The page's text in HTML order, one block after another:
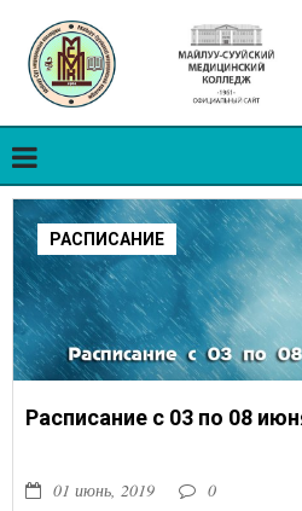
РАСПИСАНИЕ
Расписание с 03 по 08
01 июнь, 2019 0